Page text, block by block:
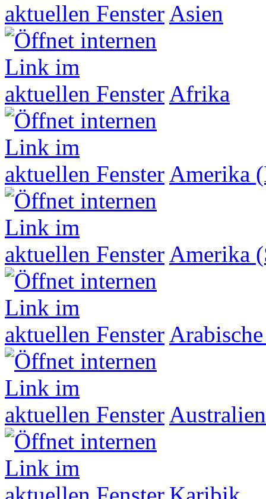
Asien
Afrika
Amerika
Amerika
Australien